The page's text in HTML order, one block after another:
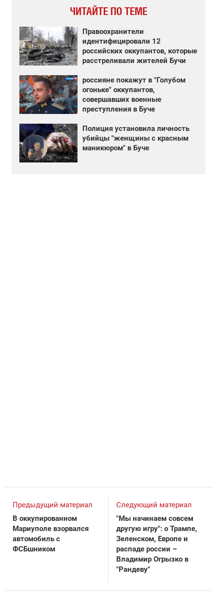
ЧИТАЙТЕ ПО ТЕМЕ
Правоохранители
идентифицировали 12
российских оккупантов, которые
расстреливали жителей Бучи
россияне покажут в "Голубом
огоньке" оккупантов,
совершавших военные
преступления в Буче
Полиция установила личность
убийцы "женщины с красным
маникюром" в Буче
Предыдущий материал
В оккупированном
Мариуполе взорвался
автомобиль с
ФСБшником
Следующий материал
"Мы начинаем совсем
другую игру": о Трампе,
Зеленском, Европе и
распаде россии –
Владимир Огрызко в
"Рандеву"